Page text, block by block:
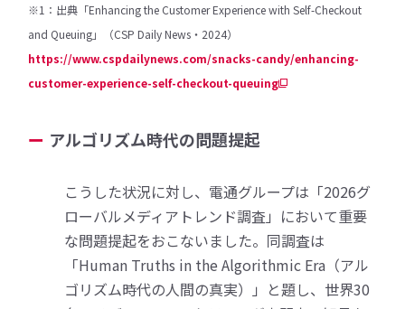
※1：出典「Enhancing the Customer Experience with Self-Checkout
and Queuing」（CSP Daily News・2024）
https://www.cspdailynews.com/snacks-candy/enhancing-
customer-experience-self-checkout-queuing
アルゴリズム時代の問題提起
こうした状況に対し、電通グループは「2026グ
ローバルメディアトレンド調査」において重要
な問題提起をおこないました。同調査は
「Human Truths in the Algorithmic Era（アル
ゴリズム時代の人間の真実）」と題し、世界30